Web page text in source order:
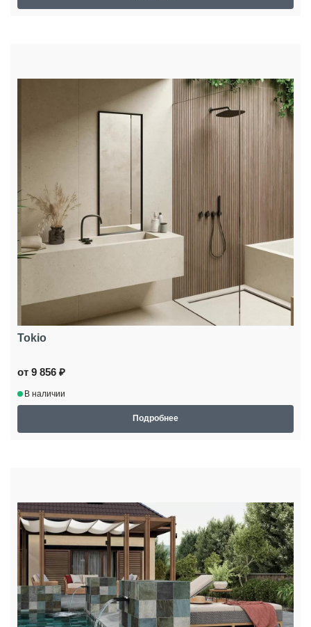
Tokio
от 9 856 ₽
В наличии
Подробнее